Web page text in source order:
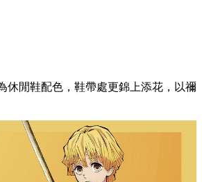
休閒鞋配色，鞋帶處更錦上添花，以禰